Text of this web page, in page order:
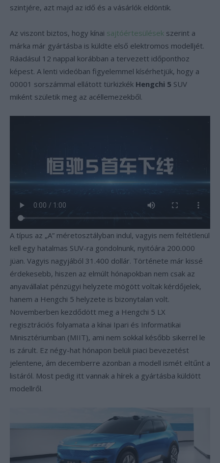
szintjére, azt majd az idő és a vásárlók eldöntik.
Az viszont biztos, hogy kínai sajtóértesülések szerint a
márka már gyártásba is küldte első elektromos modelljét.
Ráadásul 12 nappal korábban a tervezett időponthoz
képest. A lenti videóban figyelemmel kísérhetjük, hogy a
00001 sorszámmal ellátott türkizkék Hengchi 5 SUV
miként születik meg az acéllemezekből.
A típus az „A” méretosztályban indul, vagyis nem feltétlenül
kell egy hatalmas SUV-ra gondolnunk, nyitóára 200.000
jüan. Vagyis nagyjából 31.400 dollár. Története már kissé
érdekesebb, hiszen az elmúlt hónapokban nem csak az
anyavállalat pénzügyi helyzete mögött voltak kérdőjelek,
hanem a Hengchi 5 helyzete is bizonytalan volt.
Novemberben kezdődött meg a Hengchi 5 LX
regisztrációs folyamata a kínai Ipari és Informatikai
Minisztériumban (MIIT), ami nem sokkal később sikerrel le
is zárult. Ez négy-hat hónapon belüli piaci bevezetést
jelentene, ám decemberre azonban a modell ismét eltűnt a
listáról. Most pedig itt vannak a hírek a gyártásba küldött
modellről.